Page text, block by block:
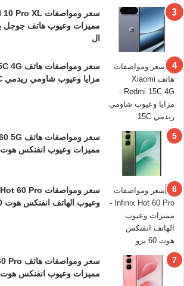
ال
مزايا وعيوب شاومي ريدمي 15C
مميزات وعيوب انفنكس هوت 60 الجيل الخامس
وعيوب الهاتف انفنكس هوت 60 برو
مميزات وعيوب انفنكس هوت 60 برو بلس.